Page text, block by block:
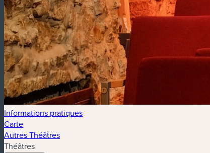
Informations pratiques
Carte
Autres Théâtres
Théâtres